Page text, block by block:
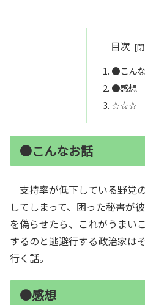
目次
●こん
●感想
☆☆☆
●こんなお話
支持率が低下している野党
してしまって、困った秘書が
を偽らせたら、これがうまい
するのと逃避行する政治家は
行く話。
●感想